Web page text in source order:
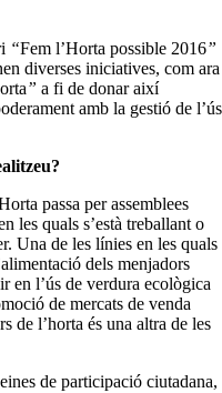
“Fem l’Horta possible 2016”
diverses iniciatives, com ara
” a fi de donar així
amb la gestió de l’ús
passa per assemblees
les quals s’està treballant o
Una de les línies en les quals
dels menjadors
en l’ús de verdura ecològica
de mercats de venda
de l’horta és una altra de les
de participació ciutadana,